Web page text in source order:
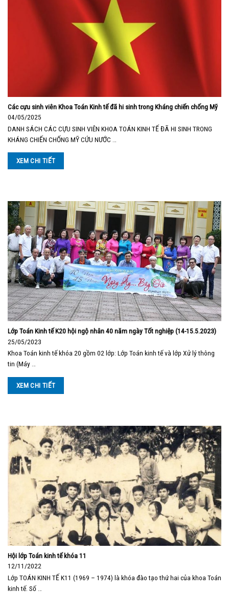
Các cựu sinh viên Khoa Toán Kinh tế đã hi sinh trong Kháng chiến chống Mỹ
04/05/2025
DANH SÁCH CÁC CỰU SINH VIÊN KHOA TOÁN KINH TẾ ĐÃ HI SINH TRONG
KHÁNG CHIẾN CHỐNG MỸ CỨU NƯỚC …
XEM CHI TIẾT
Lớp Toán Kinh tế K20 hội ngộ nhân 40 năm ngày Tốt nghiệp (14-15.5.2023)
25/05/2023
Khoa Toán kinh tế khóa 20 gồm 02 lớp: Lớp Toán kinh tế và lớp Xử lý thông
tin (Máy …
XEM CHI TIẾT
Hội lớp Toán kinh tế khóa 11
12/11/2022
Lớp TOÁN KINH TẾ K11 (1969 – 1974) là khóa đào tạo thứ hai của khoa Toán
kinh tế. Số …